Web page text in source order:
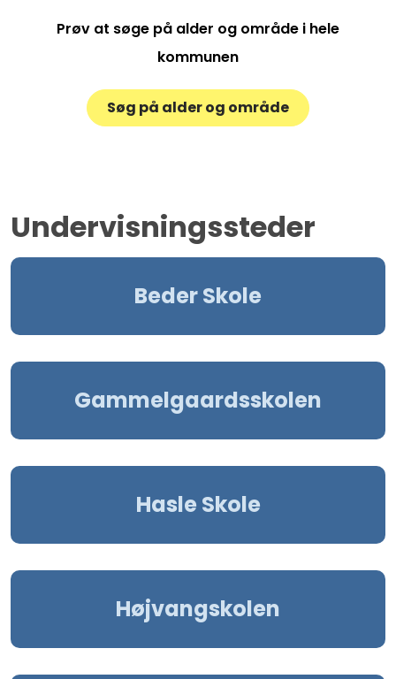
Prøv at søge på alder og område i hele
kommunen
Søg på alder og område
Undervisningssteder
Beder Skole
Gammelgaardsskolen
Hasle Skole
Højvangskolen